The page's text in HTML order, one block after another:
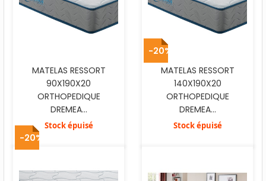
MATELAS RESSORT
90X190X20
ORTHOPEDIQUE
DREMEA...
Stock épuisé
MATELAS RESSORT
140X190X20
ORTHOPEDIQUE
DREMEA...
Stock épuisé
-20%
-20%